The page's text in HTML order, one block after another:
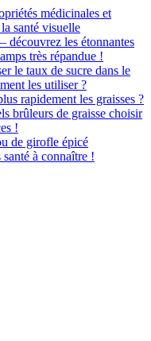
médicinales et
santé visuelle
découvrez les étonnantes
très répandue !
le taux de sucre dans le
les utiliser ?
rapidement les graisses ?
brûleurs de graisse choisir
!
de girofle épicé
à connaître !